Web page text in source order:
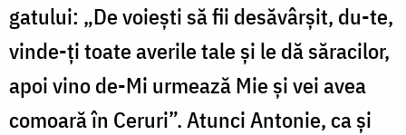
ga­tului: „De voiești să fii desăvârșit, du-te,
vinde-ți toate averile tale și le dă săracilor,
apoi vino de-Mi urmează Mie și vei avea
co­moară în Ceruri”. Atunci Antonie, ca și